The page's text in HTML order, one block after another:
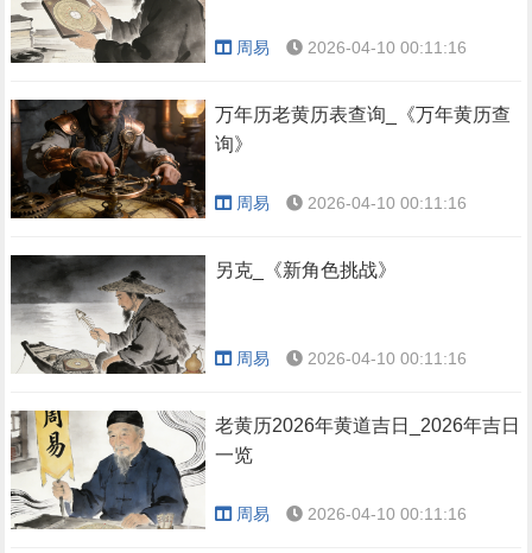
周易 2026-04-10 00:11:16
万年历老黄历表查询_《万年黄历查
询》
周易 2026-04-10 00:11:16
另克_《新角色挑战》
周易 2026-04-10 00:11:16
老黄历2026年黄道吉日_2026年吉日
一览
周易 2026-04-10 00:11:16